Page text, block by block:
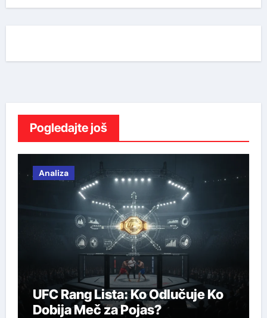
Pogledajte još
Analiza
UFC Rang Lista: Ko Odlučuje Ko
Dobija Meč za Pojas?